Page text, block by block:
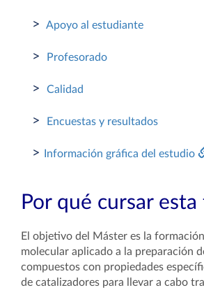
> Apoyo al estudiante
> Profesorado
> Calidad
> Encuestas y resultados
> Información gráfica del estudio
Por qué cursar
El objetivo del Máster es la
molecular aplicado a la preparación
compuestos con propiedades
de catalizadores para llevar a cabo